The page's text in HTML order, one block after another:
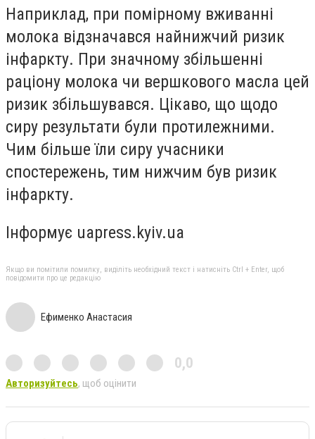
Наприклад, при помірному вживанні
молока відзначався найнижчий ризик
інфаркту. При значному збільшенні
раціону молока чи вершкового масла цей
ризик збільшувався. Цікаво, що щодо
сиру результати були протилежними.
Чим більше їли сиру учасники
спостережень, тим нижчим був ризик
інфаркту.
Інформує uapress.kyiv.ua
Якщо ви помітили помилку, виділіть необхідний текст і натисніть Ctrl + Enter, щоб
повідомити про це редакцію
Ефименко Анастасия
0,0
Авторизуйтесь, щоб оцінити